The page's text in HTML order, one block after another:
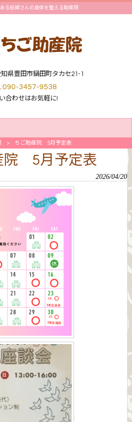
る妊婦さんの身体を整える助産院
県豊田市鍋田町タカセ21-1
3457-9538
合わせはお気軽に!
> ちご助産院 5月予定表
院 5月予定表
2026/04/20